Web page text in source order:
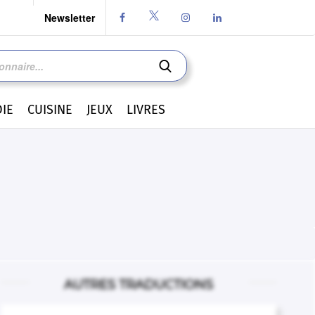
  
Newsletter

CUISINE JEUX LIVRES
AUTRES TRADUCTIONS